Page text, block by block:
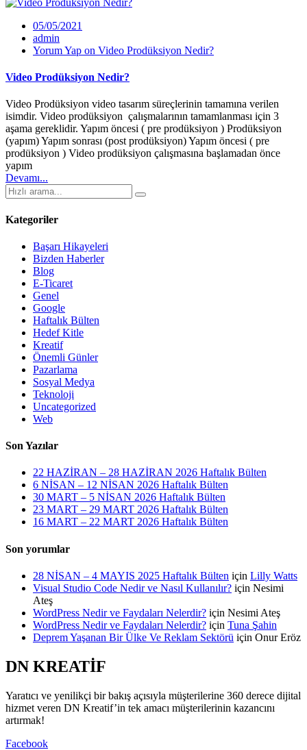
05/05/2021
admin
Yorum Yap on Video Prodüksiyon Nedir?
Video Prodüksiyon Nedir?
Video Prodüksiyon video tasarım süreçlerinin tamamına verilen
isimdir. Video prodüksiyon çalışmalarının tamamlanması için 3
aşama gereklidir. Yapım öncesi ( pre prodüksiyon ) Prodüksiyon
(yapım) Yapım sonrası (post prodüksiyon) Yapım öncesi ( pre
prodüksiyon ) Video prodüksiyon çalışmasına başlamadan önce
yapım
Devamı...
Kategoriler
Başarı Hikayeleri
Bizden Haberler
Blog
E-Ticaret
Genel
Google
Haftalık Bülten
Hedef Kitle
Kreatif
Önemli Günler
Pazarlama
Sosyal Medya
Teknoloji
Uncategorized
Web
Son Yazılar
22 HAZİRAN – 28 HAZİRAN 2026 Haftalık Bülten
6 NİSAN – 12 NİSAN 2026 Haftalık Bülten
30 MART – 5 NİSAN 2026 Haftalık Bülten
23 MART – 29 MART 2026 Haftalık Bülten
16 MART – 22 MART 2026 Haftalık Bülten
Son yorumlar
28 NİSAN – 4 MAYIS 2025 Haftalık Bülten için Lilly Watts
Visual Studio Code Nedir ve Nasıl Kullanılır? için Nesimi
Ateş
WordPress Nedir ve Faydaları Nelerdir? için Nesimi Ateş
WordPress Nedir ve Faydaları Nelerdir? için Tuna Şahin
Deprem Yaşanan Bir Ülke Ve Reklam Sektörü için Onur Eröz
DN KREATİF
Yaratıcı ve yenilikçi bir bakış açısıyla müşterilerine 360 derece dijital
hizmet veren DN Kreatif’in tek amacı müşterilerinin kazancını
artırmak!
Facebook